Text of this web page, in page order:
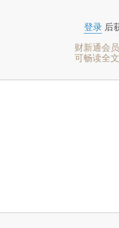
登录后
财新通会员
可畅读全文